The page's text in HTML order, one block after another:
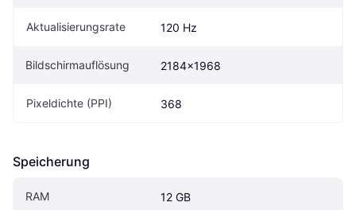
Aktualisierungsrate 120 Hz
Bildschirmauflösung 2184x1968
Pixeldichte (PPI) 368
Speicherung
RAM 12 GB